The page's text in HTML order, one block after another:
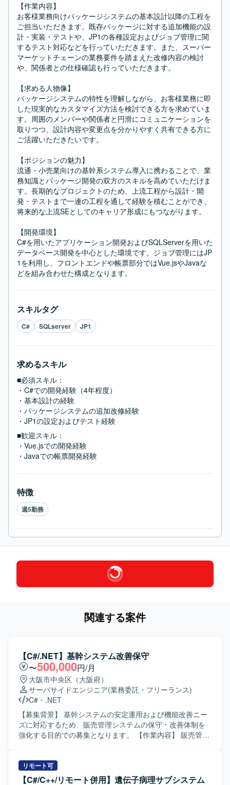
【作業内容】
お客様業務向けパッケージシステムの基本設計以降の工程を
ご担当いただきます。既存パッケージに対する追加機能の設
計・実装・テストや、JP1の各種設定およびジョブ管理に関
するテスト対応などを行っていただきます。また、スーパー
マーケットチェーンの業務要件を踏まえた改修内容の検討
や、関係者との仕様確認も行っていただきます。
【求める人物像】
パッケージシステムの特性を理解しながら、お客様業務に即
した現実的なカスタマイズ方法を検討できる方を求めていま
す。周囲のメンバーや関係者と円滑にコミュニケーションを
取りつつ、設計内容や変更点を分かりやすく共有できる方に
ご活躍いただきたいです。
【ポジションの魅力】
流通・小売業向けの基幹系システム導入に携わることで、業
務知識とパッケージ開発の双方のスキルを高めていただけま
す。長期的なプロジェクトのため、上流工程から設計・開
発・テストまで一連の工程を通して経験を積むことができ、
将来的な上流SEとしてのキャリア形成にもつながります。
【開発環境】
C#を用いたアプリケーション開発およびSQLServerを用いた
データベース開発を中心とした環境です。ジョブ管理にはJP
1を利用し、フロントエンドや帳票部分ではVue.jsやJavaな
どを組み合わせた構成となります。
スキルタグ
C# SQLserver JP1
求めるスキル
■必須スキル：
・C#での開発経験（4年程度）
・基本設計の経験
・パッケージシステムの追加改修経験
・JP1の設定およびテスト経験
■歓迎スキル：
・Vue.jsでの開発経験
・Javaでの帳票開発経験
特徴
週5勤務
関連する案件
【C#/.NET】基幹システム改善保守
〜500,000円/月
大阪市中央区（大阪府）
サーバサイドエンジニア(業務委託・フリーランス)
C# ・ .NET
【募集背景】 基幹システムの安定運用および機能改善ニー
ズに対応するため、販売管理システムの保守・改善体制を
強化する目的での募集となります。 【作業内容】 販売管理
リースまで一連の工程をお任せいたします。既存機能の改
修や不具合対応に加え、業務要望に基づく機能追加なども
リモート可
【C#/C++/リモート併用】遺伝子病理サブシステム